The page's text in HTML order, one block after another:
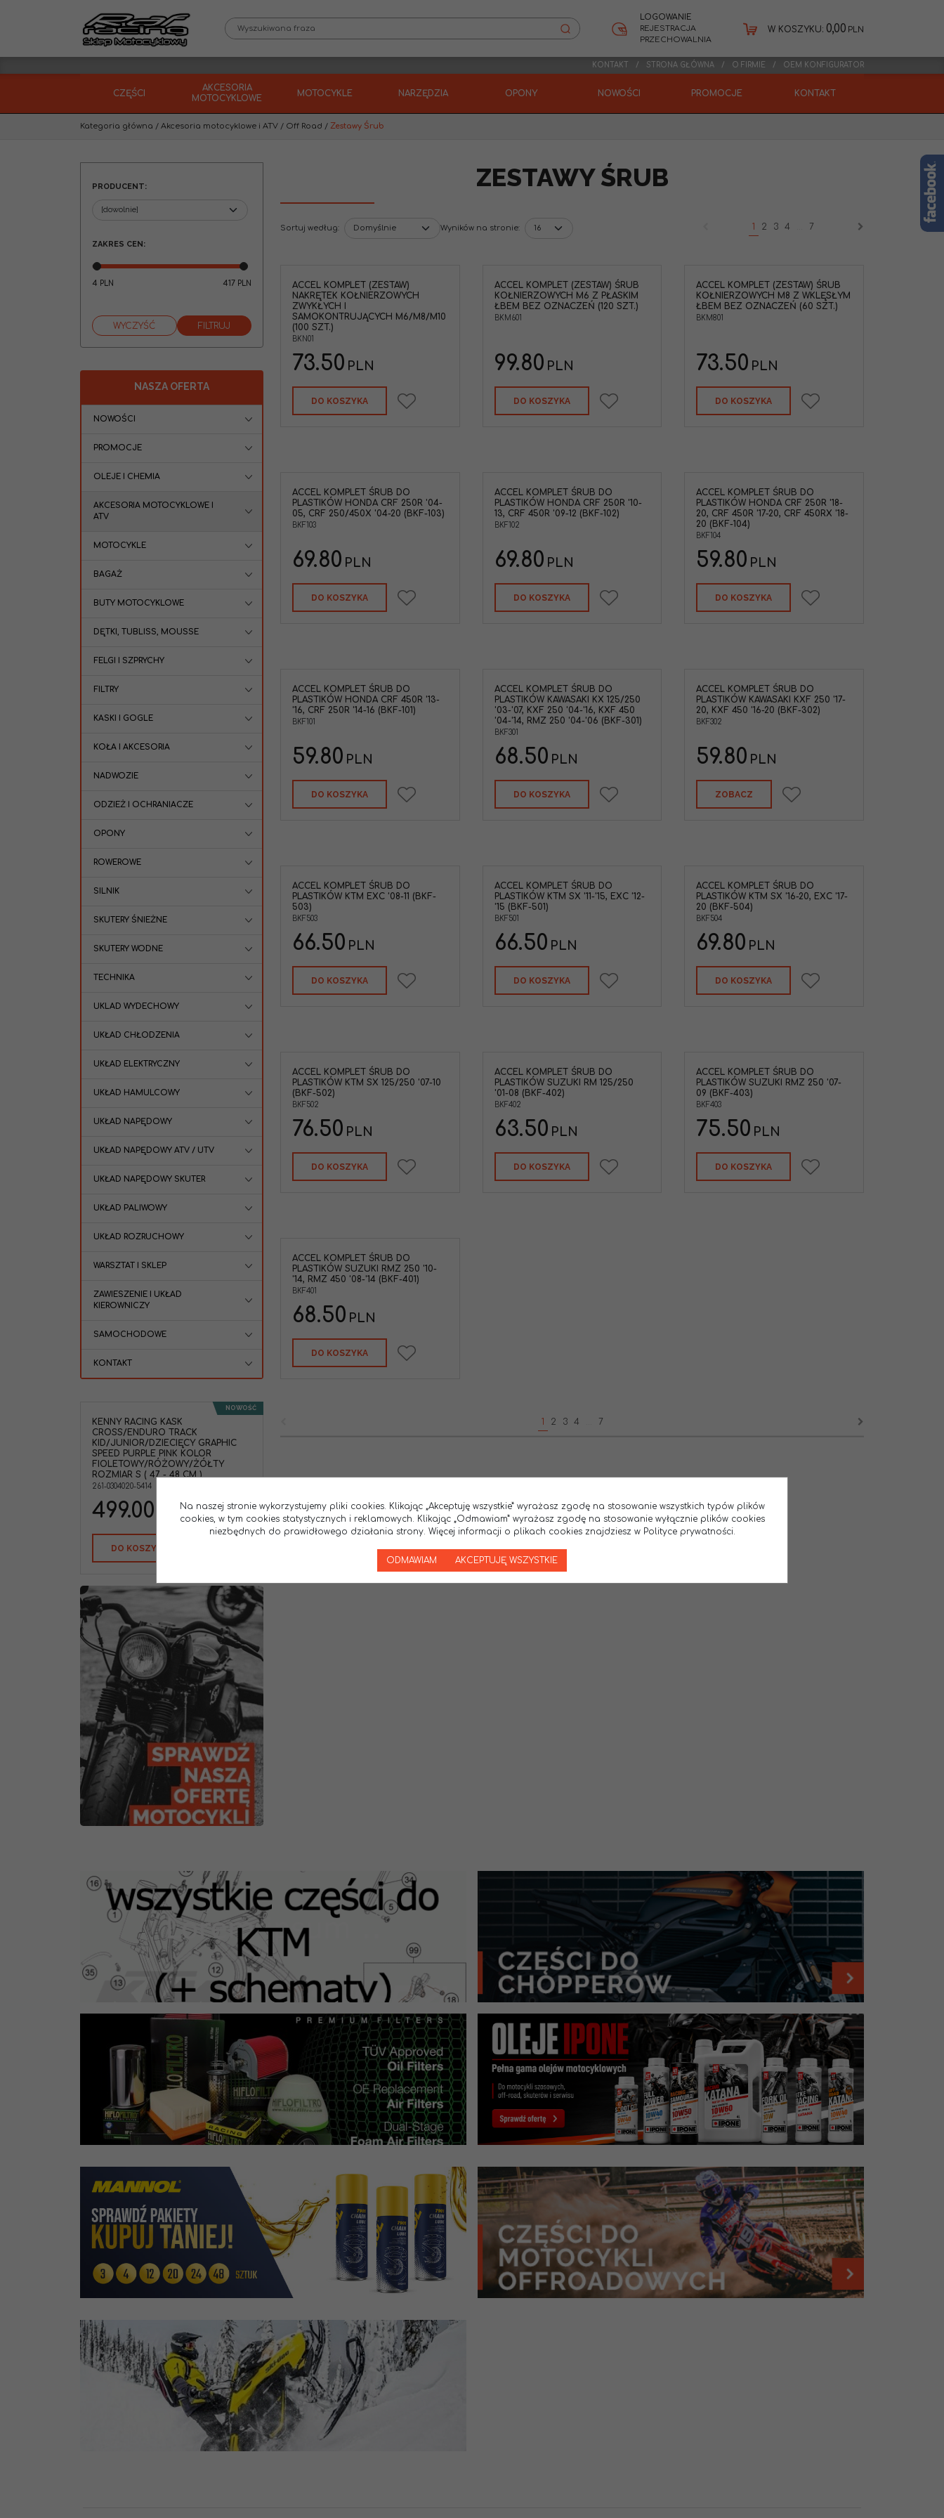
LOGOWANIE
REJESTRACJA
PRZECHOWALNIA
W KOSZYKU: 0,00 PLN
KONTAKT STRONA GŁÓWNA O FIRMIE OEM KONFIGURATOR
CZĘŚCI
AKCESORIA
MOTOCYKLOWE
MOTOCYKLE NARZĘDZIA OPONY NOWOŚCI PROMOCJE KONTAKT
Kategoria główna / Akcesoria motocyklowe i ATV / Off Road / Zestawy Śrub
ZESTAWY ŚRUB
Sortuj według: Wyników na stronie: 1 2 3 4 7
ACCEL KOMPLET (ZESTAW)
NAKRĘTEK KOŁNIERZOWYCH
ZWYKŁYCH I
SAMOKONTRUJĄCYCH M6/M8/M10
(100 SZT.)
BKN01
73.50 PLN
DO KOSZYKA
ACCEL KOMPLET (ZESTAW) ŚRUB
KOŁNIERZOWYCH M6 Z PŁASKIM
ŁBEM BEZ OZNACZEŃ (120 SZT.)
BKM601
99.80 PLN
DO KOSZYKA
ACCEL KOMPLET (ZESTAW) ŚRUB
KOŁNIERZOWYCH M8 Z WKLĘSŁYM
ŁBEM BEZ OZNACZEŃ (60 SZT.)
BKM801
73.50 PLN
DO KOSZYKA
ACCEL KOMPLET ŚRUB DO
PLASTIKÓW HONDA CRF 250R '04-
05, CRF 250/450X '04-20 (BKF-103)
BKF103
69.80 PLN
DO KOSZYKA
ACCEL KOMPLET ŚRUB DO
PLASTIKÓW HONDA CRF 250R '10-
13, CRF 450R '09-12 (BKF-102)
BKF102
69.80 PLN
DO KOSZYKA
ACCEL KOMPLET ŚRUB DO
PLASTIKÓW HONDA CRF 250R '18-
20, CRF 450R '17-20, CRF 450RX '18-
20 (BKF-104)
BKF104
59.80 PLN
DO KOSZYKA
ACCEL KOMPLET ŚRUB DO
PLASTIKÓW HONDA CRF 450R '13-
'16, CRF 250R '14-16 (BKF-101)
BKF101
59.80 PLN
DO KOSZYKA
ACCEL KOMPLET ŚRUB DO
PLASTIKÓW KAWASAKI KX 125/250
'03-'07, KXF 250 '04-'16, KXF 450
'04-'14, RMZ 250 '04-'06 (BKF-301)
BKF301
68.50 PLN
DO KOSZYKA
ACCEL KOMPLET ŚRUB DO
PLASTIKÓW KAWASAKI KXF 250 '17-
20, KXF 450 '16-20 (BKF-302)
BKF302
59.80 PLN
ZOBACZ
ACCEL KOMPLET ŚRUB DO
PLASTIKÓW KTM EXC '08-11 (BKF-
503)
BKF503
66.50 PLN
DO KOSZYKA
ACCEL KOMPLET ŚRUB DO
PLASTIKÓW KTM SX '11-'15, EXC '12-
'15 (BKF-501)
BKF501
66.50 PLN
DO KOSZYKA
ACCEL KOMPLET ŚRUB DO
PLASTIKÓW KTM SX '16-20, EXC '17-
20 (BKF-504)
BKF504
69.80 PLN
DO KOSZYKA
ACCEL KOMPLET ŚRUB DO
PLASTIKÓW KTM SX 125/250 '07-10
(BKF-502)
BKF502
76.50 PLN
DO KOSZYKA
ACCEL KOMPLET ŚRUB DO
PLASTIKÓW SUZUKI RM 125/250
'01-08 (BKF-402)
BKF402
63.50 PLN
DO KOSZYKA
ACCEL KOMPLET ŚRUB DO
PLASTIKÓW SUZUKI RMZ 250 '07-
09 (BKF-403)
BKF403
75.50 PLN
DO KOSZYKA
ACCEL KOMPLET ŚRUB DO
PLASTIKÓW SUZUKI RMZ 250 '10-
'14, RMZ 450 '08-'14 (BKF-401)
BKF401
68.50 PLN
DO KOSZYKA
1 2 3 4 7
PRODUCENT:
ZAKRES CEN:
4 PLN 417 PLN
NASZA OFERTA
NOWOŚCI
PROMOCJE
OLEJE I CHEMIA
AKCESORIA MOTOCYKLOWE I
ATV
MOTOCYKLE
BAGAŻ
BUTY MOTOCYKLOWE
DĘTKI, TUBLISS, MOUSSE
FELGI I SZPRYCHY
FILTRY
KASKI I GOGLE
KOŁA I AKCESORIA
NADWOZIE
ODZIEŻ I OCHRANIACZE
OPONY
ROWEROWE
SILNIK
SKUTERY ŚNIEŻNE
SKUTERY WODNE
TECHNIKA
UKLAD WYDECHOWY
UKŁAD CHŁODZENIA
UKŁAD ELEKTRYCZNY
UKŁAD HAMULCOWY
UKŁAD NAPĘDOWY
UKŁAD NAPĘDOWY ATV / UTV
UKŁAD NAPĘDOWY SKUTER
UKŁAD PALIWOWY
UKŁAD ROZRUCHOWY
WARSZTAT I SKLEP
ZAWIESZENIE I UKŁAD
KIEROWNICZY
SAMOCHODOWE
KONTAKT
NOWOŚĆ
KENNY RACING KASK
CROSS/ENDURO TRACK
KID/JUNIOR/DZIECIĘCY GRAPHIC
SPEED PURPLE PINK KOLOR
FIOLETOWY/RÓŻOWY/ŻÓŁTY
ROZMIAR S ( 47 - 48 CM )
261-0304020-5414
499.00 PLN
DO KOSZYKA
Na naszej stronie wykorzystujemy pliki cookies. Klikając „Akceptuję wszystkie” wyrażasz zgodę na stosowanie wszystkich typów plików
cookies, w tym cookies statystycznych i reklamowych. Klikając „Odmawiam” wyrażasz zgodę na stosowanie wyłącznie plików cookies
niezbędnych do prawidłowego działania strony. Więcej informacji o plikach cookies znajdziesz w Polityce prywatności.
ODMAWIAM AKCEPTUJĘ WSZYSTKIE